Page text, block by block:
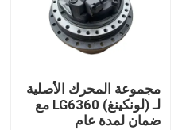
مجموعة المحرك الأصلية
لـ (لونكينغ) LG6360 مع
ضمان لمدة عام